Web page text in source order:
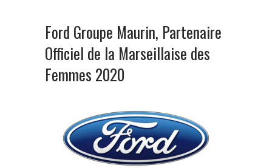
Ford Groupe Maurin, Partenaire
Officiel de la Marseillaise des
Femmes 2020